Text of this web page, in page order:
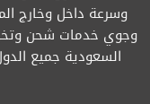
وسرعة داخل وخارج
وجوي خدمات شحن
السعودية جميع